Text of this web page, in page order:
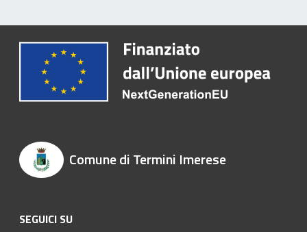
Comune di Termini Imerese
SEGUICI SU